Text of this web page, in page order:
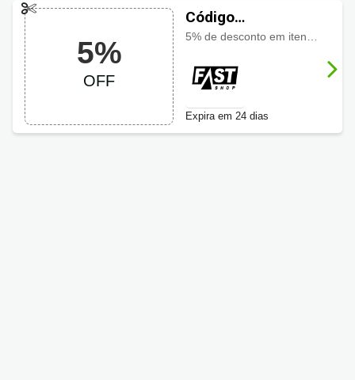
5%
OFF
Código
promocional Fast
Expira em 24 dias